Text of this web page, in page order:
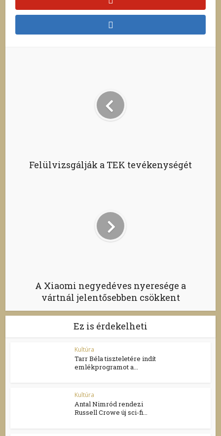
Felülvizsgálják a TEK tevékenységét
A Xiaomi negyedéves nyeresége a
vártnál jelentősebben csökkent
Ez is érdekelheti
Kultúra
Tarr Béla tiszteletére indít
emlékprogramot a...
Kultúra
Antal Nimród rendezi
Russell Crowe új sci-fi...